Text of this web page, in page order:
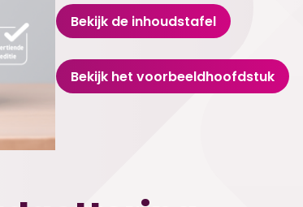
Bekijk de inhoudstafel
Bekijk het voorbeeldhoofdstuk